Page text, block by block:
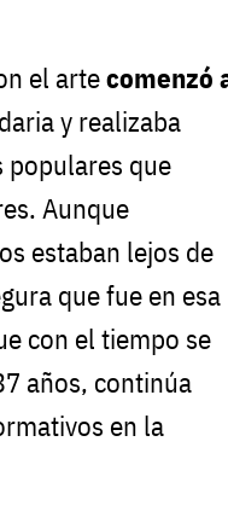
el artecomenzó
y realizaba
populares que
Aunque
estaban lejos de
que fue en esa
con el tiempo se
años, continúa
en la